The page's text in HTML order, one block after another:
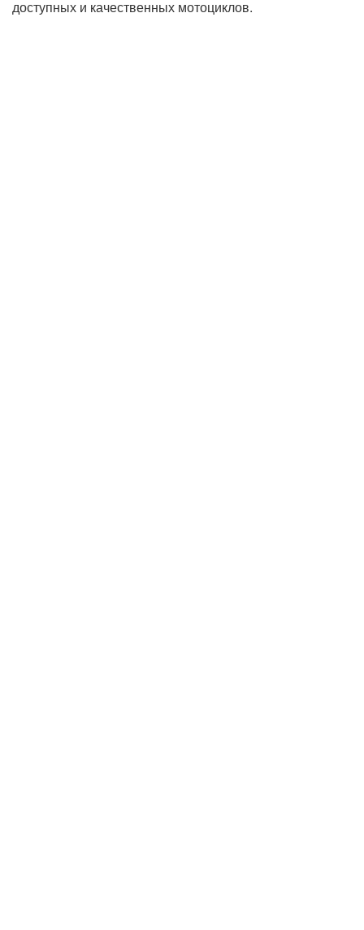
доступных и качественных мотоциклов.